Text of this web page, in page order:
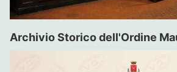
Archivio Storico dell'Ordine